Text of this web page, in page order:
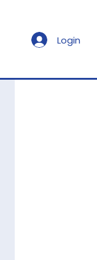
Login